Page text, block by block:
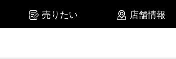
売りたい 店舗情報